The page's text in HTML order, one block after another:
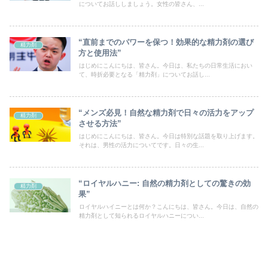
についてお話ししましょう。女性の皆さん、...
精力剤
“直前までのパワーを保つ！効果的な精力剤の選び
方と使用法”
はじめにこんにちは、皆さん。今日は、私たちの日常生活におい
て、時折必要となる「精力剤」についてお話し...
精力剤
“メンズ必見！自然な精力剤で日々の活力をアップ
させる方法”
はじめにこんにちは、皆さん。今日は特別な話題を取り上げます。
それは、男性の活力についてです。日々の生...
精力剤
“ロイヤルハニー: 自然の精力剤としての驚きの効
果”
ロイヤルハイニーとは何か？こんにちは、皆さん。今日は、自然の
精力剤として知られるロイヤルハニーについ...